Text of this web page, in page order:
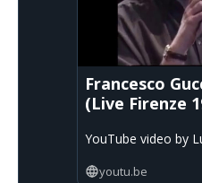
Francesco
(Live Firenze
YouTube video by
youtu.be